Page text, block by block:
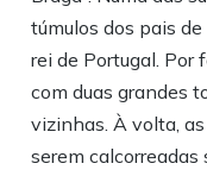
túmulos dos pais
rei de Portugal. Por
com duas grandes
vizinhas. À volta,
serem